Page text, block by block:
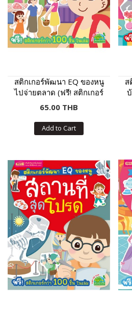
สติกเกอร์พัฒนา EQ ของหนู
ไปจ่ายตลาด (ฟรี! สติกเกอร์
กว่า 100 ชิ้น ในเล่ม)
65.00 THB
Add to Cart
ส